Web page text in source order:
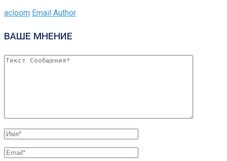
acloom Email Author
ВАШЕ МНЕНИЕ